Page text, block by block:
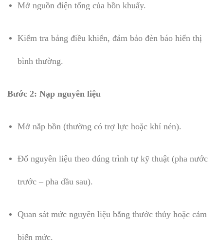
Mở nguồn điện tổng của bồn khuấy.
Kiểm tra bảng điều khiển, đảm bảo đèn báo hiển thị
bình thường.
Bước 2: Nạp nguyên liệu
Mở nắp bồn (thường có trợ lực hoặc khí nén).
Đổ nguyên liệu theo đúng trình tự kỹ thuật (pha nước
trước – pha dầu sau).
Quan sát mức nguyên liệu bằng thước thủy hoặc cảm
biến mức.